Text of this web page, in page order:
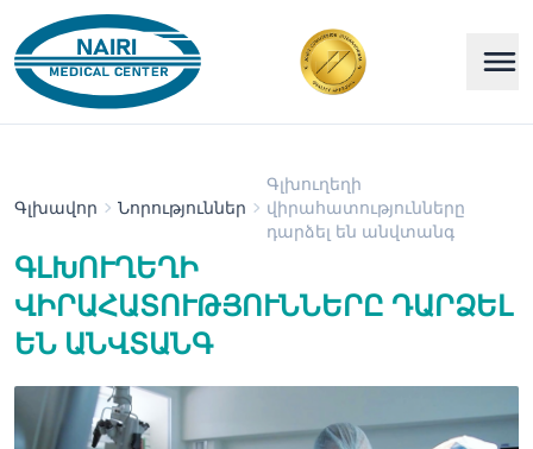
Գլխավոր Նորություններ
Գլխուղեղի
վիրահատությունները
դարձել են անվտանգ
ԳԼԽՈՒՂԵՂԻ
ՎԻՐԱՀԱՏՈՒԹՅՈՒՆՆԵՐԸ ԴԱՐՁԵԼ
ԵՆ ԱՆՎՏԱՆԳ